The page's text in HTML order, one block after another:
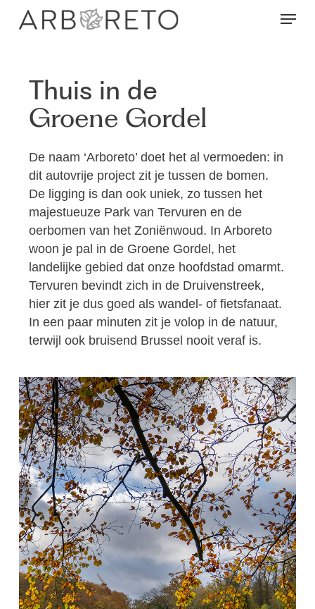
Menu
Thuis in de
Groene Gordel
De naam ‘Arboreto’ doet het al vermoeden: in
dit autovrije project zit je tussen de bomen.
De ligging is dan ook uniek, zo tussen het
majestueuze Park van Tervuren en de
oerbomen van het Zoniënwoud. In Arboreto
woon je pal in de Groene Gordel, het
landelijke gebied dat onze hoofdstad omarmt.
Tervuren bevindt zich in de Druivenstreek,
hier zit je dus goed als wandel- of fietsfanaat.
In een paar minuten zit je volop in de natuur,
terwijl ook bruisend Brussel nooit veraf is.